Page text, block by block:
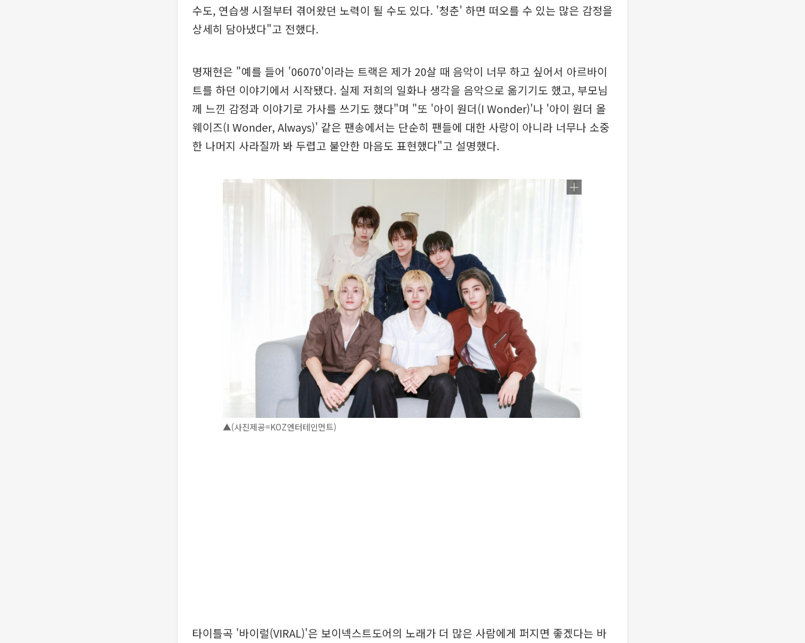
수도, 연습생 시절부터 겪어왔던 노력이 될 수도 있다. '청춘' 하면 떠오를 수 있는 많은 감정을
상세히 담아냈다"고 전했다.
명재현은 "예를 들어 '06070'이라는 트랙은 제가 20살 때 음악이 너무 하고 싶어서 아르바이
트를 하던 이야기에서 시작됐다. 실제 저희의 일화나 생각을 음악으로 옮기기도 했고, 부모님
께 느낀 감정과 이야기로 가사를 쓰기도 했다"며 "또 '아이 원더(I Wonder)'나 '아이 원더 올
웨이즈(I Wonder, Always)' 같은 팬송에서는 단순히 팬들에 대한 사랑이 아니라 너무나 소중
한 나머지 사라질까 봐 두렵고 불안한 마음도 표현했다"고 설명했다.
▲(사진제공=KOZ엔터테인먼트)
타이틀곡 '바이럴(VIRAL)'은 보이넥스트도어의 노래가 더 많은 사람에게 퍼지면 좋겠다는 바